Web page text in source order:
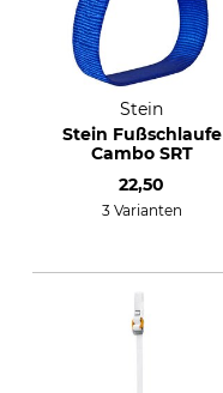
Stein
Stein Fußschlaufe
Cambo SRT
22,50
3 Varianten